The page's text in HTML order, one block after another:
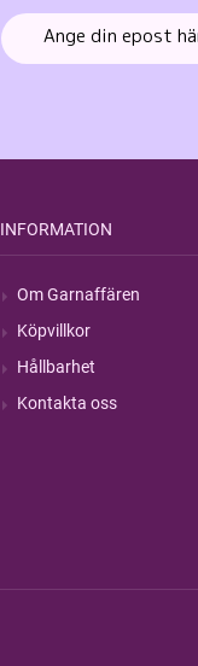
INFORMATION
Om Garnaffären
Köpvillkor
Hållbarhet
Kontakta oss